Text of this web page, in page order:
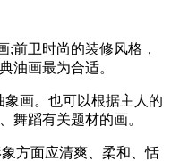
卫时尚的装修风格，
油画最为合适。
画。也可以根据主人的
舞蹈有关题材的画。
方面应清爽、柔和、恬